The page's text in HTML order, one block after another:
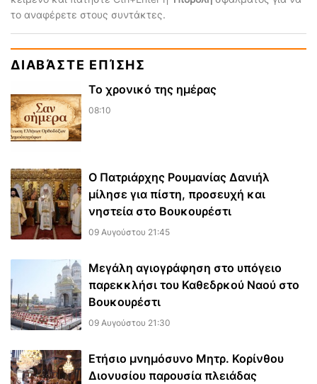
το αναφέρετε στους συντάκτες.
ΔΙΑΒΆΣΤΕ ΕΠΊΣΗΣ
Το χρονικό της ημέρας
08:10
Ο Πατριάρχης Ρουμανίας Δανιήλ
μίλησε για πίστη, προσευχή και
νηστεία στο Βουκουρέστι
09 Αυγούστου 21:45
Μεγάλη αγιογράφηση στο υπόγειο
παρεκκλήσι του Καθεδρκού Ναού στο
Βουκουρέστι
09 Αυγούστου 21:30
Ετήσιο μνημόσυνο Μητρ. Κορίνθου
Διονυσίου παρουσία πλειάδας